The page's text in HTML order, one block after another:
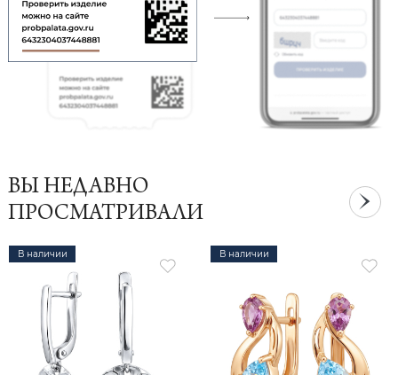
ВЫ НЕДАВНО
ПРОСМАТРИВАЛИ
В наличии В наличии